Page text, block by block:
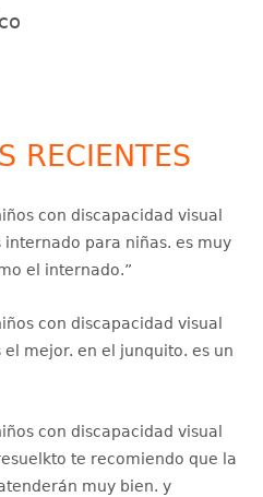
RECIENTES
con discapacidad visual
internado para niñas. es muy
el internado.”
con discapacidad visual
el mejor. en el junquito. es un
con discapacidad visual
te recomiendo que la
muy bien. y